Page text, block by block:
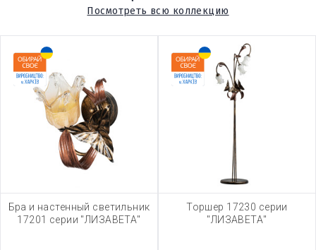
Посмотреть всю коллекцию
Бра и настенный светильник
17201 серии "ЛИЗАВЕТА"
Торшер 17230 серии
"ЛИЗАВЕТА"